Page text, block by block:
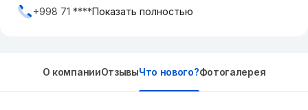
+998 71 ****Показать полностью
О компанииОтзывыЧто нового?Фотогалерея